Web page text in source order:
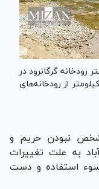
رودخانه گرگانرود در
صادر شد، گفت: تاکنون برای ۴۰ کیلومتر از رودخانه‌های
نبودن حریم و
به علت تغییرات
استفاده و دست